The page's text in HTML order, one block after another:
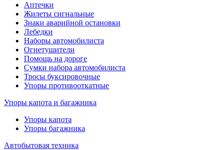
Аптечки
Жилеты сигнальные
Знаки аварийной остановки
Лебедки
Наборы автомобилиста
Огнетушители
Помощь на дороге
Сумки набора автомобилиста
Тросы буксировочные
Упоры противооткатные
Упоры капота и багажника
Упоры капота
Упоры багажника
Автобытовая техника